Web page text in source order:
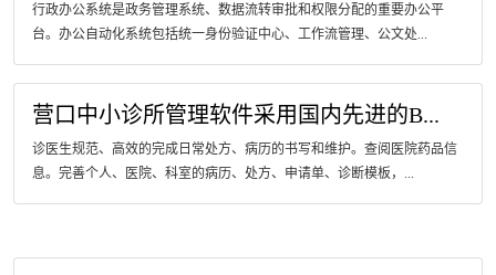
行政办公系统是政务管理系统、数据流转审批和权限分配的重要办公平
台。办公自动化系统包括统一身份验证中心、工作流管理、公文处...
营口中小诊所管理软件采用国内先进的B...
诊医生规范、高效的完成日常处方、病历的书写和维护。查阅医院药品信
息。完善个人、医院、科室的病历、处方、申请单、诊断模板，...